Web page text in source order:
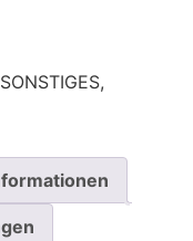
SONSTIGES,